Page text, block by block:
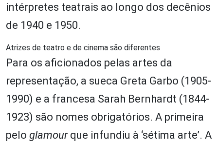
intérpretes teatrais ao longo dos decênios
de 1940 e 1950.
Atrizes de teatro e de cinema são diferentes
Para os aficionados pelas artes da
representação, a sueca Greta Garbo (1905-
1990) e a francesa Sarah Bernhardt (1844-
1923) são nomes obrigatórios. A primeira
pelo glamourque infundiu à ‘sétima arte’. A